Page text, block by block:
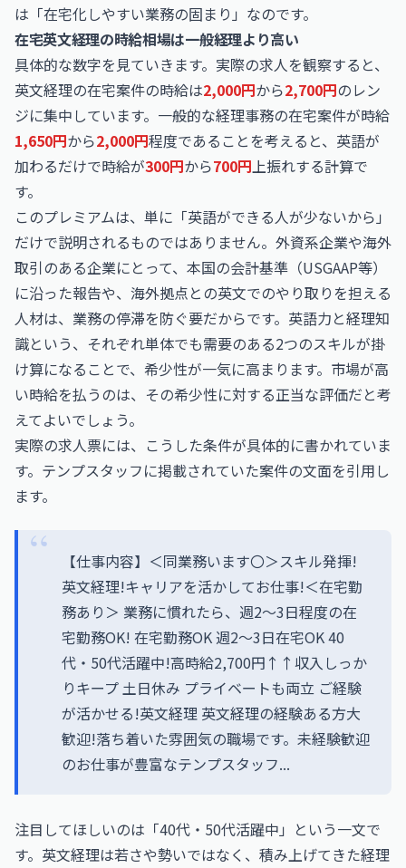
は「在宅化しやすい業務の固まり」なのです。
在宅英文経理の時給相場は一般経理より高い
具体的な数字を見ていきます。実際の求人を観察すると、
英文経理の在宅案件の時給は2,000円から2,700円のレン
ジに集中しています。一般的な経理事務の在宅案件が時給
1,650円から2,000円程度であることを考えると、英語が
加わるだけで時給が300円から700円上振れする計算で
す。
このプレミアムは、単に「英語ができる人が少ないから」
だけで説明されるものではありません。外資系企業や海外
取引のある企業にとって、本国の会計基準（USGAAP等）
に沿った報告や、海外拠点との英文でのやり取りを担える
人材は、業務の停滞を防ぐ要だからです。英語力と経理知
識という、それぞれ単体でも需要のある2つのスキルが掛
け算になることで、希少性が一気に高まります。市場が高
い時給を払うのは、その希少性に対する正当な評価だと考
えてよいでしょう。
実際の求人票には、こうした条件が具体的に書かれていま
す。テンプスタッフに掲載されていた案件の文面を引用し
ます。
【仕事内容】＜同業務います〇＞スキル発揮!
英文経理!キャリアを活かしてお仕事!＜在宅勤
務あり＞ 業務に慣れたら、週2～3日程度の在
宅勤務OK! 在宅勤務OK 週2～3日在宅OK 40
代・50代活躍中!高時給2,700円↑↑収入しっか
りキープ 土日休み プライベートも両立 ご経験
が活かせる!英文経理 英文経理の経験ある方大
歓迎!落ち着いた雰囲気の職場です。未経験歓迎
のお仕事が豊富なテンプスタッフ...
注目してほしいのは「40代・50代活躍中」という一文で
す。英文経理は若さや勢いではなく、積み上げてきた経理